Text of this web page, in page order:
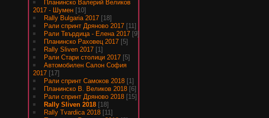
Планинско Валерий Великов
2017 - Шумен [10]
Rally Bulgaria 2017 [18]
Рали спринт Дряново 2017 [11]
Рали Твърдица - Елена 2017 [9]
Планинско Раховец 2017 [5]
Rally Sliven 2017 [1]
Рали Стари столици 2017 [5]
Автомобилен Салон София
2017 [17]
Рали спринт Самоков 2018 [1]
Планинско В. Великов 2018 [6]
Рали спринт Дряново 2018 [15]
Rally Sliven 2018 [18]
Rally Tvardica 2018 [11]